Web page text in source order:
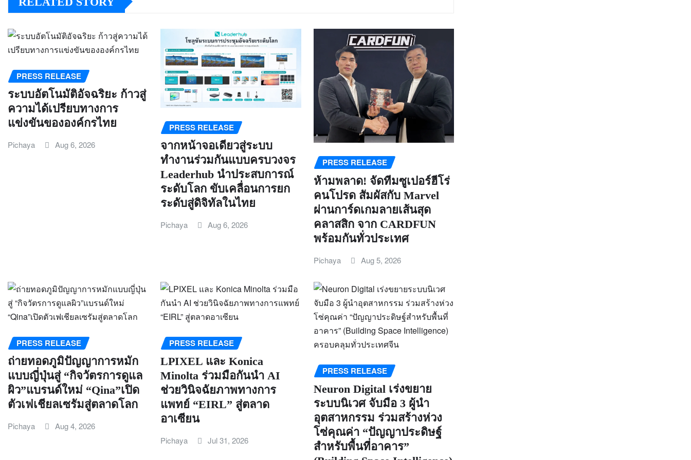
PRESS RELEASE
ระบบอัตโนมัติอัจฉริยะ ก้าวสู่
ความได้เปรียบทางการ
แข่งขันขององค์กรไทย
Pichaya Aug 6, 2026
PRESS RELEASE
จากหน้าจอเดียวสู่ระบบ
ทำงานร่วมกันแบบครบวงจร
Leaderhub นำประสบการณ์
ระดับโลก ขับเคลื่อนการยก
ระดับสู่ดิจิทัลในไทย
Pichaya Aug 6, 2026
PRESS RELEASE
ห้ามพลาด! จัดทีมซูเปอร์ฮีโร่
คนโปรด สัมผัสกับ Marvel
ผ่านการ์ดเกมลายเส้นสุด
คลาสสิก จาก CARDFUN
พร้อมกันทั่วประเทศ
Pichaya Aug 5, 2026
PRESS RELEASE
ถ่ายทอดภูมิปัญญาการหมัก
แบบญี่ปุ่นสู่ “กิจวัตรการดูแล
ผิว”แบรนด์ใหม่ “Qina”เปิด
ตัวเฟเชียลเซรัมสู่ตลาดโลก
Pichaya Aug 4, 2026
PRESS RELEASE
LPIXEL และ Konica
Minolta ร่วมมือกันนำ AI
ช่วยวินิจฉัยภาพทางการ
แพทย์ “EIRL” สู่ตลาด
อาเซียน
Pichaya Jul 31, 2026
PRESS RELEASE
Neuron Digital เร่งขยาย
ระบบนิเวศ จับมือ 3 ผู้นำ
อุตสาหกรรม ร่วมสร้างห่วง
โซ่คุณค่า “ปัญญาประดิษฐ์
สำหรับพื้นที่อาคาร”